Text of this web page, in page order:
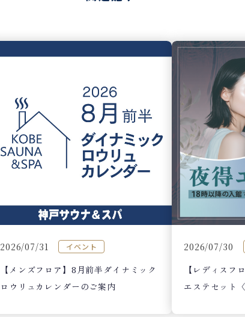
2026/07/31 イベント
【メンズフロア】8月前半ダイナミック
ロウリュカレンダーのご案内
2026/07/30
【レディス
エステセット